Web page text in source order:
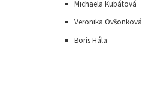
Michaela Kubátová
Veronika Ovšonková
Boris Hála